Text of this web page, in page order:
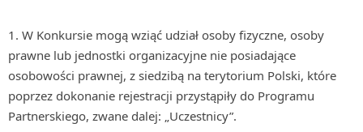
W Konkursie mogą wziąć udział osoby fizyczne, osoby
prawne lub jednostki organizacyjne nie posiadające
osobowości prawnej, z siedzibą na terytorium Polski, które
poprzez dokonanie rejestracji przystąpiły do Programu
Partnerskiego, zwane dalej: „Uczestnicy”.